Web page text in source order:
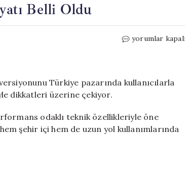
Belli Oldu
Elektrikli
Fiyatı
için
yorumlar
Türkiye pazarında kullanıcılarla
dikkatleri üzerine çekiyor.
odaklı teknik özellikleriyle öne
şehir içi hem de uzun yol kullanımlarında